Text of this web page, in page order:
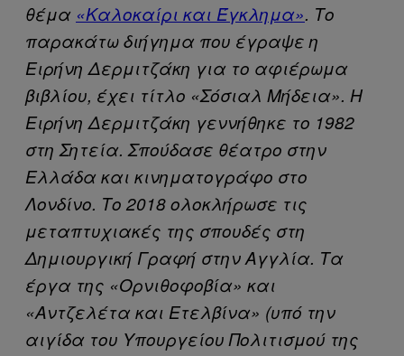
θέμα «Καλοκαίρι και Έγκλημα». Το
παρακάτω διήγημα που έγραψε η
Ειρήνη Δερμιτζάκη για το αφιέρωμα
βιβλίου, έχει τίτλο «Σόσιαλ Μήδεια». Η
Ειρήνη Δερμιτζάκη γεννήθηκε το 1982
στη Σητεία. Σπούδασε θέατρο στην
Ελλάδα και κινηματογράφο στο
Λονδίνο. Το 2018 ολοκλήρωσε τις
μεταπτυχιακές της σπουδές στη
Δημιουργική Γραφή στην Αγγλία. Τα
έργα της «Ορνιθοφοβία» και
«Αντζελέτα και Ετελβίνα» (υπό την
αιγίδα του Υπουργείου Πολιτισμού της